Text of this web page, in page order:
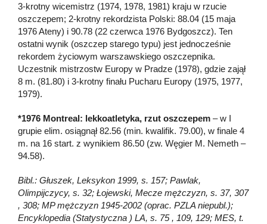
3-krotny wicemistrz (1974, 1978, 1981) kraju w rzucie
oszczepem; 2-krotny rekordzista Polski: 88.04 (15 maja
1976 Ateny) i 90.78 (22 czerwca 1976 Bydgoszcz). Ten
ostatni wynik (oszczep starego typu) jest jednocześnie
rekordem życiowym warszawskiego oszczepnika.
Uczestnik mistrzostw Europy w Pradze (1978), gdzie zajął
8 m. (81.80) i 3-krotny finału Pucharu Europy (1975, 1977,
1979).
*1976 Montreal: lekkoatletyka, rzut oszczepem – w I
grupie elim. osiągnął 82.56 (min. kwalifik. 79.00), w finale 4
m. na 16 start. z wynikiem 86.50 (zw. Węgier M. Nemeth –
94.58).
Bibl.: Głuszek, Leksykon 1999, s. 157; Pawlak,
Olimpijczycy, s. 32; Łojewski, Mecze mężczyzn, s. 37, 307
, 308; MP mężczyzn 1945-2002 (oprac. PZLA niepubl.);
Encyklopedia (Statystyczna ) LA, s. 75 , 109, 129; MES, t.